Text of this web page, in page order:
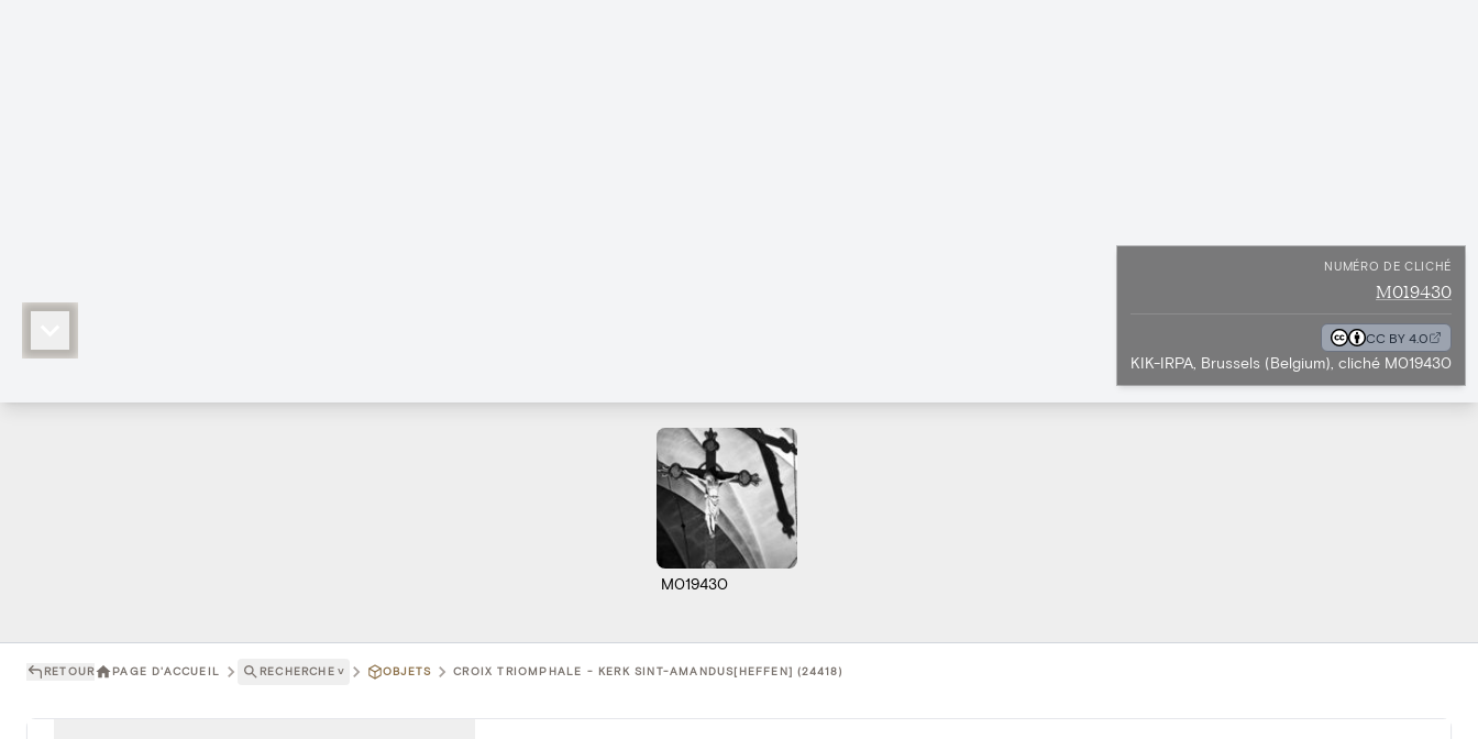
NUMÉRO DE CLICHÉ
M019430
CC BY 4.0
KIK-IRPA, Brussels (Belgium), cliché M019430
M019430
RETOUR PAGE D'ACCUEIL RECHERCHE ˅ OBJETS CROIX TRIOMPHALE - KERK SINT-AMANDUS[HEFFEN] (24418)